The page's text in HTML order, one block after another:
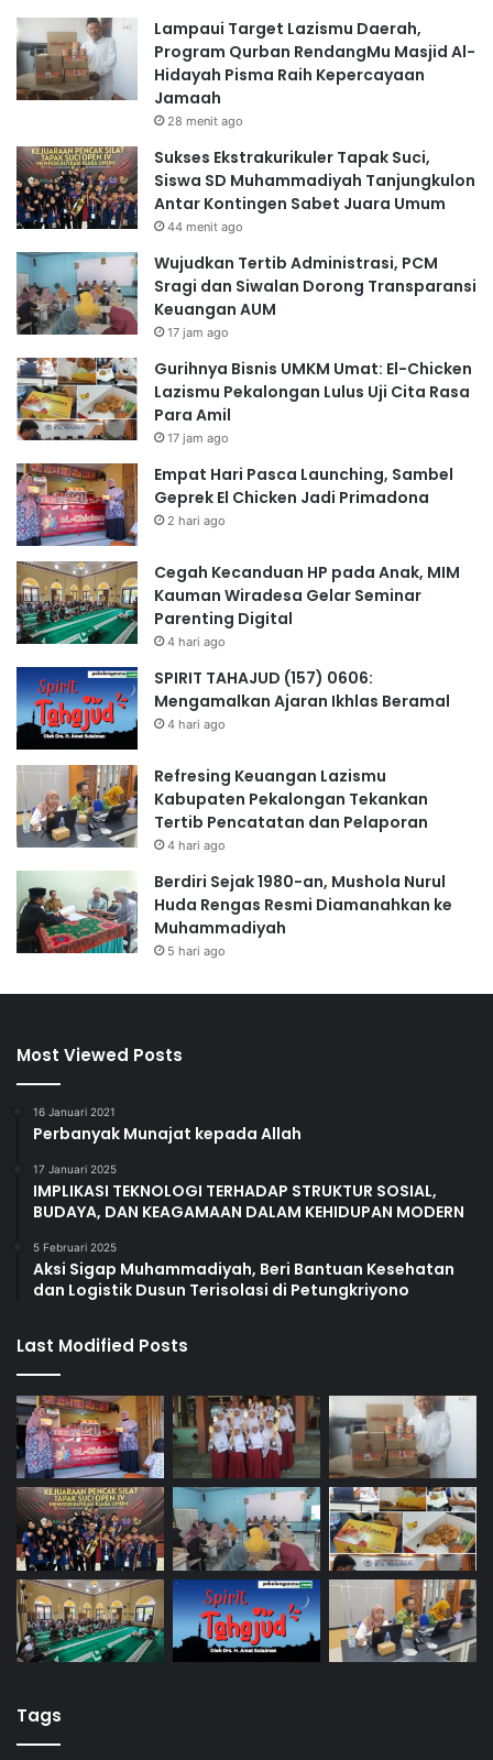
Lampaui Target Lazismu Daerah,
Program Qurban RendangMu Masjid Al-
Hidayah Pisma Raih Kepercayaan
Jamaah
28 menit ago
Sukses Ekstrakurikuler Tapak Suci,
Siswa SD Muhammadiyah Tanjungkulon
Antar Kontingen Sabet Juara Umum
44 menit ago
Wujudkan Tertib Administrasi, PCM
Sragi dan Siwalan Dorong Transparansi
Keuangan AUM
17 jam ago
Gurihnya Bisnis UMKM Umat: El-Chicken
Lazismu Pekalongan Lulus Uji Cita Rasa
Para Amil
17 jam ago
Empat Hari Pasca Launching, Sambel
Geprek El Chicken Jadi Primadona
2 hari ago
Cegah Kecanduan HP pada Anak, MIM
Kauman Wiradesa Gelar Seminar
Parenting Digital
4 hari ago
SPIRIT TAHAJUD (157) 0606:
Mengamalkan Ajaran Ikhlas Beramal
4 hari ago
Refresing Keuangan Lazismu
Kabupaten Pekalongan Tekankan
Tertib Pencatatan dan Pelaporan
4 hari ago
Berdiri Sejak 1980-an, Mushola Nurul
Huda Rengas Resmi Diamanahkan ke
Muhammadiyah
5 hari ago
Most Viewed Posts
16 Januari 2021
Perbanyak Munajat kepada Allah
17 Januari 2025
IMPLIKASI TEKNOLOGI TERHADAP STRUKTUR SOSIAL,
BUDAYA, DAN KEAGAMAAN DALAM KEHIDUPAN MODERN
5 Februari 2025
Aksi Sigap Muhammadiyah, Beri Bantuan Kesehatan
dan Logistik Dusun Terisolasi di Petungkriyono
Last Modified Posts
Tags